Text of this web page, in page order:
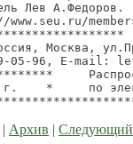
| Архив |